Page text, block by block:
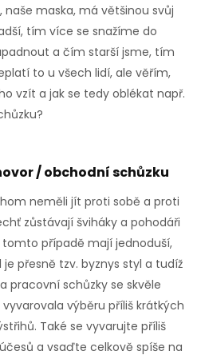
naše maska, má většinou svůj
tím více se snažíme do
a čím starší jsme, tím
to u všech lidí, ale věřím,
vzít a jak se tedy oblékat např.
/ obchodní schůzku
neměli jít proti sobě a proti
zůstávají šviháky a pohodáři
tomto případě mají jednoduší,
přesně tzv. byznys styl a tudíž
pracovní schůzky se skvěle
výběru příliš krátkých
Také se vyvarujte příliš
a vsaďte celkově spíše na